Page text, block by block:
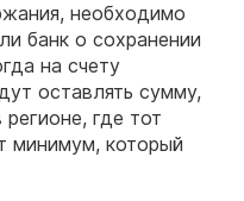
необходимо
банк о сохранении
на счету
оставлять сумму,
где тот
минимум, который